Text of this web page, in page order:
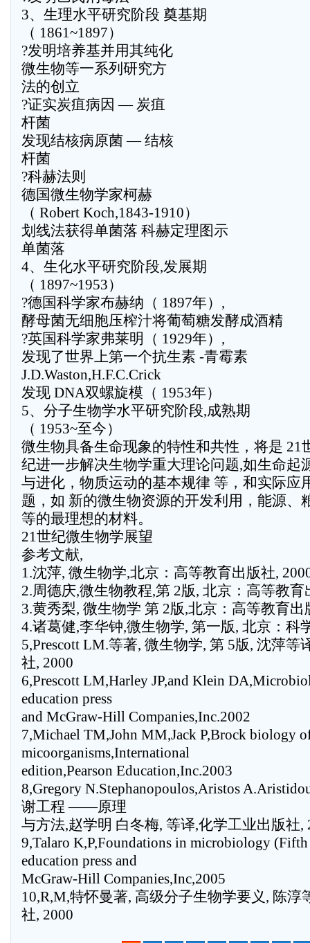
3、生理水平研究阶段 奠基期
（ 1861~1897）
?发明培养基并用其纯化
微生物等一系列研究方
法的创立
?证实炭疽病因 — 炭疽
杆菌
发现结核病原菌 — 结核
杆菌
?科赫法则
德国微生物学家柯赫
（ Robert Koch,1843-1910）
划线法获得单菌落 科赫定理图示
单菌落
4、生化水平研究阶段,发展期
（ 1897~1953）
?德国科学家布赫纳（ 1897年）,
酵母菌无细胞压榨汁将葡萄糖发酵成酒精
?英国科学家弗莱明（ 1929年）,
发现了世界上第一个抗生素 -青霉素
J.D.Waston,H.F.C.Crick
发现 DNA双螺旋模（ 1953年）
5、分子生物学水平研究阶段,成熟期
（ 1953~至今）
微生物具备生命现象的特性和共性，将是 21
纪进一步解决生物学重大理论问题,如生命起
与进化，物质运动的基本规律 等，和实际应
题，如 新的微生物资源的开发利用，能源、
等的最理想的材料。
21世纪微生物学展望
参考文献,
1.沈萍, 微生物学,北京：高等教育出版社,
2.周德庆,微生物教程,第 2版, 北京：高等教育
3.黄秀梨, 微生物学 第 2版,北京：高等教育出
4.诸葛健,李华钟,微生物学, 第一版, 北京：科
5,Prescott LM.等著, 微生物学, 第 5版, 沈萍等
社, 2000
6,Prescott LM,Harley JP,and Klein
education press
and McGraw-Hill Companies,Inc.2002
7,Michael TM,John MM,Jack P,Brock biology
micoorganisms,International
edition,Pearson Education,Inc.2003
8,Gregory N.Stephanopoulos,Aristos
谢工程 ——原理
与方法,赵学明 白冬梅, 等译,化学工业出版社,
9,Talaro K,P,Foundations in microbiology
education press and
McGraw-Hill Companies,Inc,2005
10,R,M,特怀曼著, 高级分子生物学要义, 陈淳
社, 2000